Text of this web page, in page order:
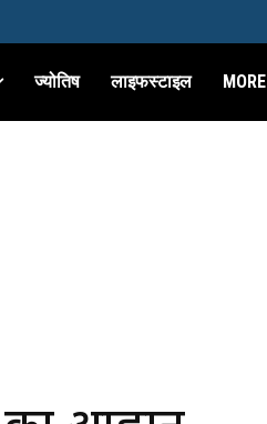
ज्योतिष लाइफस्टाइल MORE